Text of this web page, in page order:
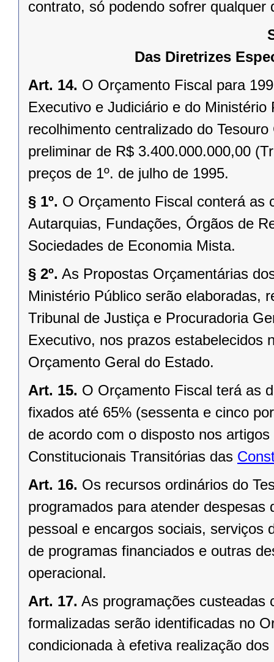
contrato, só podendo sofrer qualquer
Das Diretrizes
Art. 14. O Orçamento Fiscal para
Executivo e Judiciário e do
recolhimento centralizado do
preliminar de R$ 3.400.000.000,00
preços de 1º. de julho de 1995.
§ 1º. O Orçamento Fiscal conterá as
Autarquias, Fundações, Órgãos de
Sociedades de Economia Mista.
§ 2º. As Propostas Orçamentárias
Ministério Público serão elaboradas,
Tribunal de Justiça e Procuradoria
Executivo, nos prazos estabelecidos
Orçamento Geral do Estado.
Art. 15. O Orçamento Fiscal terá as
fixados até 65% (sessenta e cinco
de acordo com o disposto nos
Constitucionais Transitórias das
Art. 16. Os recursos ordinários do
programados para atender
pessoal e encargos sociais, serviços
de programas financiados e outras
operacional.
Art. 17. As programações custeadas
formalizadas serão identificadas no
condicionada à efetiva realização